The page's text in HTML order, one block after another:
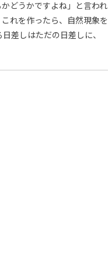
どうかですよね」と言われ
れを作ったら、自然現象を
差しはただの日差しに、